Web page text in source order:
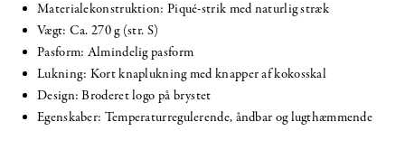
Materialekonstruktion: Piqué-strik med naturlig stræk
Vægt: Ca. 270 g (str. S)
Pasform: Almindelig pasform
Lukning: Kort knaplukning med knapper af kokosskal
Design: Broderet logo på brystet
Egenskaber: Temperaturregulerende, åndbar og lugthæmmende